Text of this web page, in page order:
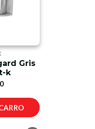
Gris
k